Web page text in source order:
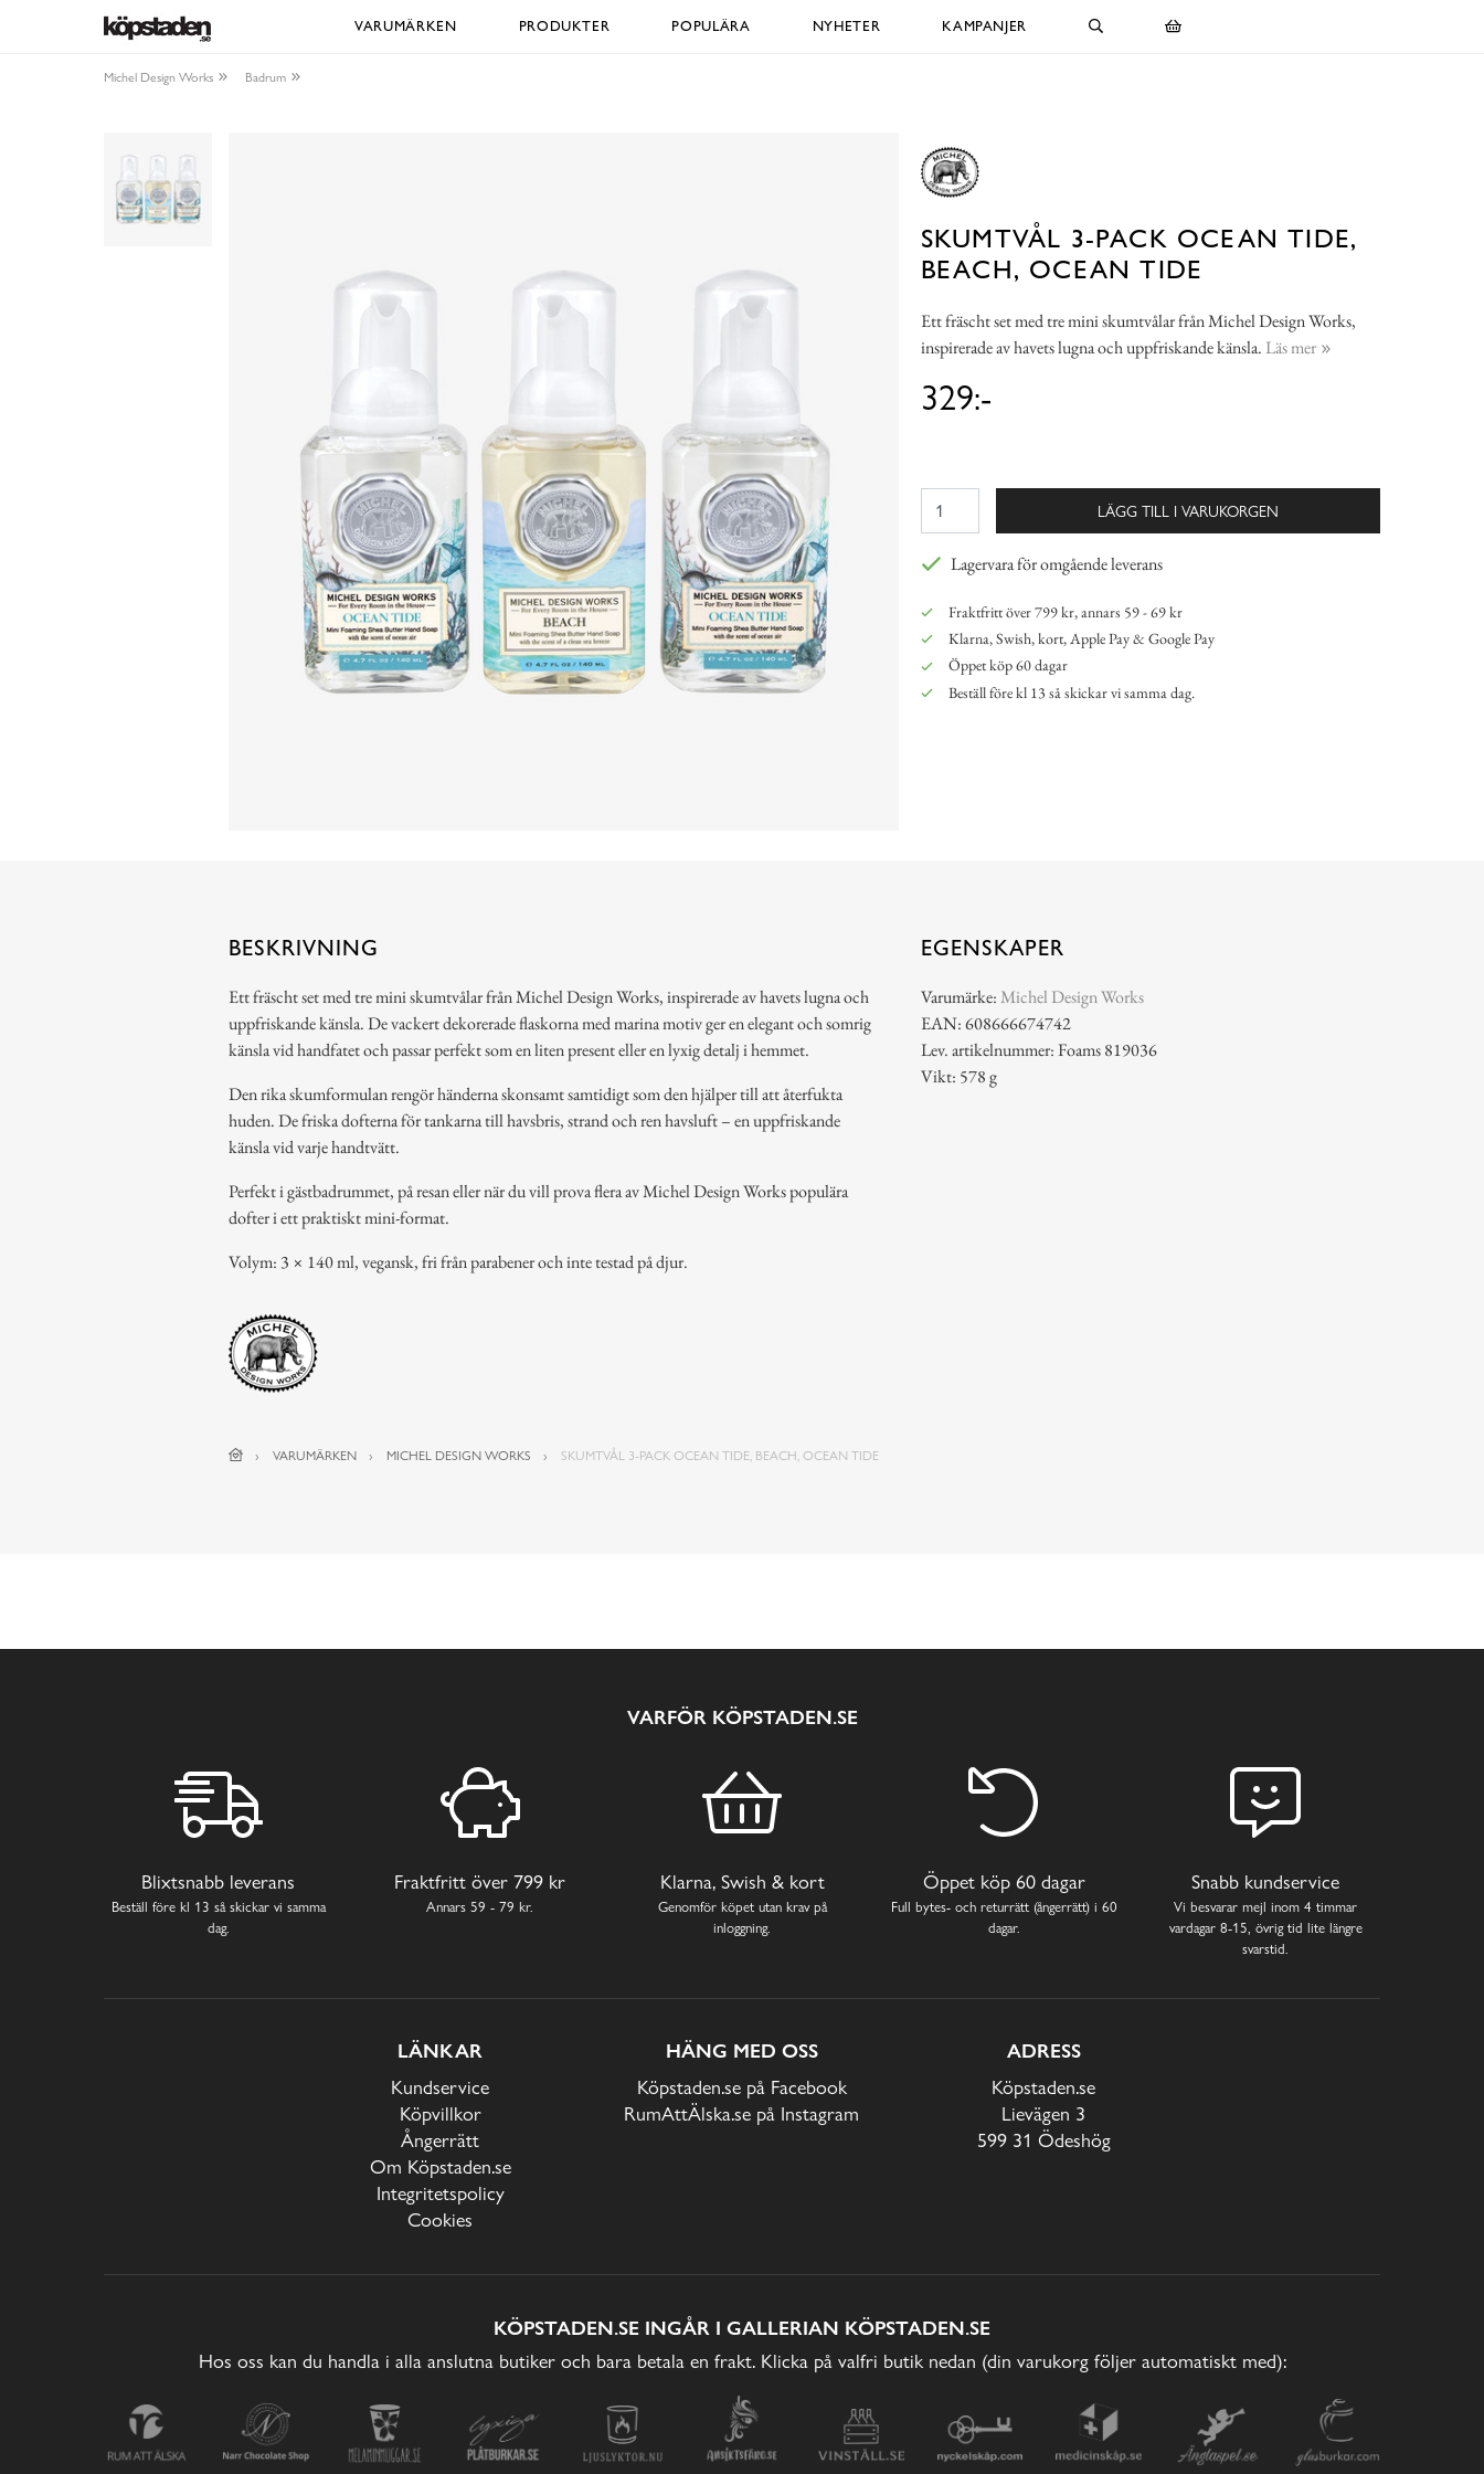
VARUMÄRKEN PRODUKTER POPULÄRA NYHETER KAMPANJER
Michel Design Works Badrum
SKUMTVÅL 3-PACK OCEAN TIDE,
BEACH, OCEAN TIDE
Ett fräscht set med tre mini skumtvålar från Michel Design Works,
inspirerade av havets lugna och uppfriskande känsla. Läs mer
329:-
LÄGG TILL I VARUKORGEN
Lagervara för omgående leverans
Fraktfritt över 799 kr, annars 59 - 69 kr
Klarna, Swish, kort, Apple Pay & Google Pay
Öppet köp 60 dagar
Beställ före kl 13 så skickar vi samma dag.
BESKRIVNING
Ett fräscht set med tre mini skumtvålar från Michel Design Works, inspirerade av havets lugna och
uppfriskande känsla. De vackert dekorerade flaskorna med marina motiv ger en elegant och somrig
känsla vid handfatet och passar perfekt som en liten present eller en lyxig detalj i hemmet.
Den rika skumformulan rengör händerna skonsamt samtidigt som den hjälper till att återfukta
huden. De friska dofterna för tankarna till havsbris, strand och ren havsluft – en uppfriskande
känsla vid varje handtvätt.
Perfekt i gästbadrummet, på resan eller när du vill prova flera av Michel Design Works populära
dofter i ett praktiskt mini-format.
Volym: 3 × 140 ml, vegansk, fri från parabener och inte testad på djur.
EGENSKAPER
Varumärke:Michel Design Works
EAN: 608666674742
Lev. artikelnummer: Foams 819036
Vikt: 578 g
VARUMÄRKEN MICHEL DESIGN WORKS SKUMTVÅL 3-PACK OCEAN TIDE, BEACH, OCEAN TIDE
VARFÖR KÖPSTADEN.SE
Blixtsnabb leverans
Beställ före kl 13 så skickar vi samma
dag.
Fraktfritt över 799 kr
Annars 59 - 79 kr.
Klarna, Swish & kort
Genomför köpet utan krav på
inloggning.
Öppet köp 60 dagar
Full bytes- och returrätt (ångerrätt) i 60
dagar.
Snabb kundservice
Vi besvarar mejl inom 4 timmar
vardagar 8-15, övrig tid lite längre
svarstid.
LÄNKAR
Kundservice
Köpvillkor
Ångerrätt
Om Köpstaden.se
Integritetspolicy
Cookies
HÄNG MED OSS
Köpstaden.se på Facebook
RumAttÄlska.se på Instagram
ADRESS
Köpstaden.se
Lievägen 3
599 31 Ödeshög
KÖPSTADEN.SE INGÅR I GALLERIAN KÖPSTADEN.SE
Hos oss kan du handla i alla anslutna butiker och bara betala en frakt. Klicka på valfri butik nedan (din varukorg följer automatiskt med):